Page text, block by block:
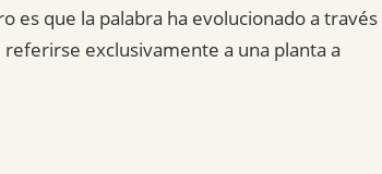
es que la palabra ha evolucionado a través
exclusivamente a una planta a